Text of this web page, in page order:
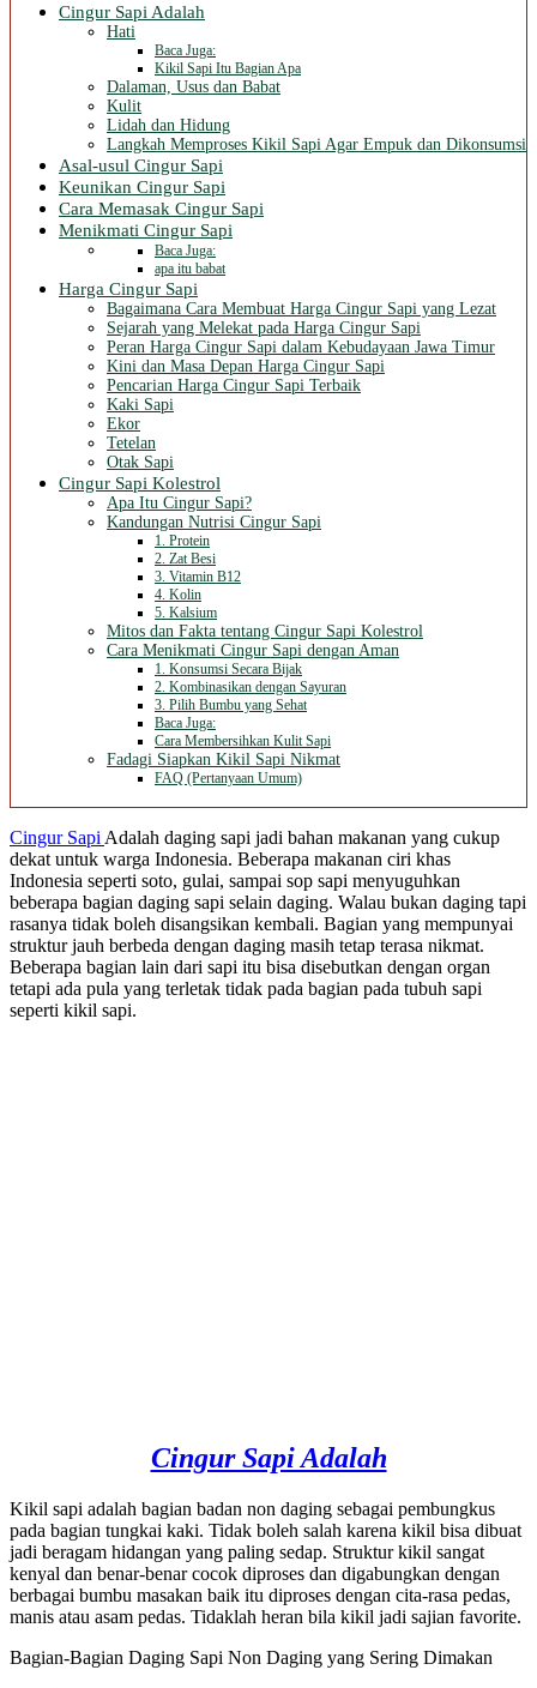
Cingur Sapi Adalah
Hati
Baca Juga:
Kikil Sapi Itu Bagian Apa
Dalaman, Usus dan Babat
Kulit
Lidah dan Hidung
Langkah Memproses Kikil Sapi Agar Empuk dan Dikonsumsi
Asal-usul Cingur Sapi
Keunikan Cingur Sapi
Cara Memasak Cingur Sapi
Menikmati Cingur Sapi
Baca Juga:
apa itu babat
Harga Cingur Sapi
Bagaimana Cara Membuat Harga Cingur Sapi yang Lezat
Sejarah yang Melekat pada Harga Cingur Sapi
Peran Harga Cingur Sapi dalam Kebudayaan Jawa Timur
Kini dan Masa Depan Harga Cingur Sapi
Pencarian Harga Cingur Sapi Terbaik
Kaki Sapi
Ekor
Tetelan
Otak Sapi
Cingur Sapi Kolestrol
Apa Itu Cingur Sapi?
Kandungan Nutrisi Cingur Sapi
1. Protein
2. Zat Besi
3. Vitamin B12
4. Kolin
5. Kalsium
Mitos dan Fakta tentang Cingur Sapi Kolestrol
Cara Menikmati Cingur Sapi dengan Aman
1. Konsumsi Secara Bijak
2. Kombinasikan dengan Sayuran
3. Pilih Bumbu yang Sehat
Baca Juga:
Cara Membersihkan Kulit Sapi
Fadagi Siapkan Kikil Sapi Nikmat
FAQ (Pertanyaan Umum)
Cingur Sapi Adalah daging sapi jadi bahan makanan yang cukup
dekat untuk warga Indonesia. Beberapa makanan ciri khas
Indonesia seperti soto, gulai, sampai sop sapi menyuguhkan
beberapa bagian daging sapi selain daging. Walau bukan daging tapi
rasanya tidak boleh disangsikan kembali. Bagian yang mempunyai
struktur jauh berbeda dengan daging masih tetap terasa nikmat.
Beberapa bagian lain dari sapi itu bisa disebutkan dengan organ
tetapi ada pula yang terletak tidak pada bagian pada tubuh sapi
seperti kikil sapi.
Cingur Sapi Adalah
Kikil sapi adalah bagian badan non daging sebagai pembungkus
pada bagian tungkai kaki. Tidak boleh salah karena kikil bisa dibuat
jadi beragam hidangan yang paling sedap. Struktur kikil sangat
kenyal dan benar-benar cocok diproses dan digabungkan dengan
berbagai bumbu masakan baik itu diproses dengan cita-rasa pedas,
manis atau asam pedas. Tidaklah heran bila kikil jadi sajian favorite.
Bagian-Bagian Daging Sapi Non Daging yang Sering Dimakan